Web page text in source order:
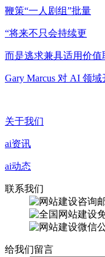
鞭策“一人剧组”批量
“将来不只会持续更
而是逃求兼具适用价
Gary Marcus 对 AI 领
关于我们
ai资讯
ai动态
联系我们
微信
给我们留言